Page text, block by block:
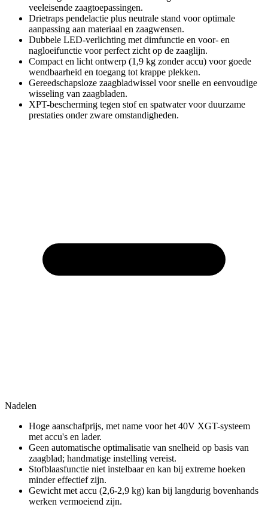
veeleisende zaagtoepassingen.
Drietraps pendelactie plus neutrale stand voor optimale
aanpassing aan materiaal en zaagwensen.
Dubbele LED-verlichting met dimfunctie en voor- en
nagloeifunctie voor perfect zicht op de zaaglijn.
Compact en licht ontwerp (1,9 kg zonder accu) voor goede
wendbaarheid en toegang tot krappe plekken.
Gereedschapsloze zaagbladwissel voor snelle en eenvoudige
wisseling van zaagbladen.
XPT-bescherming tegen stof en spatwater voor duurzame
prestaties onder zware omstandigheden.
Nadelen
Hoge aanschafprijs, met name voor het 40V XGT-systeem
met accu's en lader.
Geen automatische optimalisatie van snelheid op basis van
zaagblad; handmatige instelling vereist.
Stofblaasfunctie niet instelbaar en kan bij extreme hoeken
minder effectief zijn.
Gewicht met accu (2,6-2,9 kg) kan bij langdurig bovenhands
werken vermoeiend zijn.